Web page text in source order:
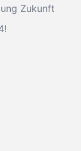
Zukunft